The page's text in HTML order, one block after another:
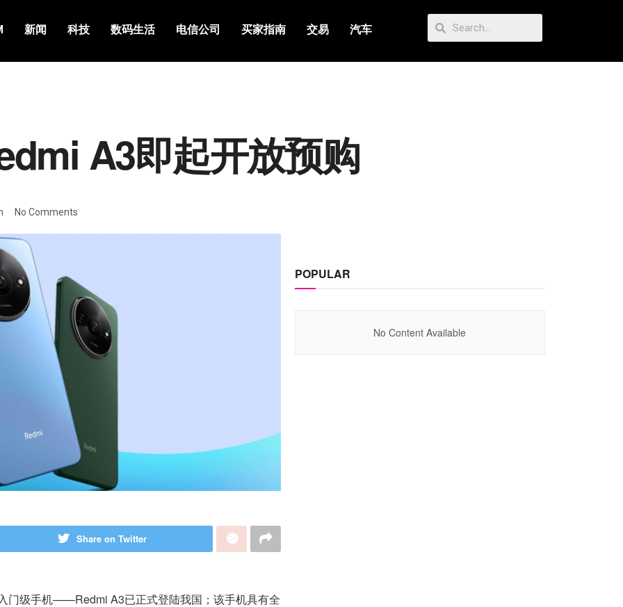
新闻 科技 数码生活 电信公司 买家指南 交易 汽车
A3即起开放预购
No Comments
Share on Twitter
门级手机——Redmi A3已正式登陆我国；该手机具有全
POPULAR
No Content Available